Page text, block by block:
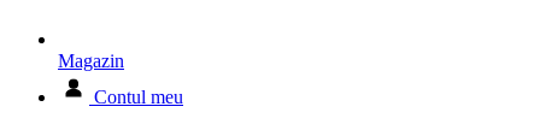
Magazin
Contul meu